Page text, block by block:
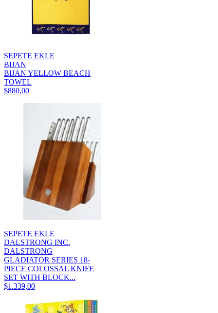
SEPETE EKLE
BIJAN
BIJAN YELLOW BEACH
TOWEL
$880,00
SEPETE EKLE
DALSTRONG INC.
DALSTRONG
GLADIATOR SERIES 18-
PIECE COLOSSAL KNIFE
SET WITH BLOCK...
$1.339,00